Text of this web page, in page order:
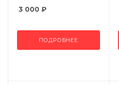
3 000 ₽
ПОДРОБНЕЕ